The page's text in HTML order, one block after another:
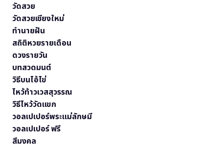
วัดสวย
วัดสวยเชียงใหม่
ทำนายฝัน
สถิติหวยรายเดือน
ดวงรายวัน
บทสวดมนต์
วิธีบนไอ้ไข่
ไหว้ท้าวเวสสุวรรณ
วิธีไหว้วัดแขก
วอลเปเปอร์พระแม่ลักษมี
วอลเปเปอร์ ฟรี
สีมงคล